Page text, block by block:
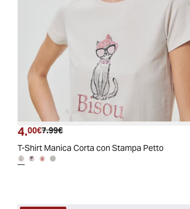
Prezzo attuale
4.00€ Prezzo originale
7.99€
T-Shirt Manica Corta con Stampa Petto